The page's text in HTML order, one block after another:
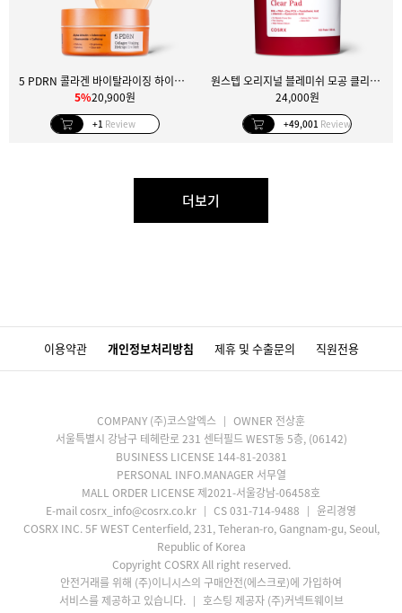
5 PDRN 콜라겐 바이탈라이징 하이드로겔 아이 패치
5%20,900원
+1 Review
원스텝 오리지널 블레미쉬 모공 클리어 패드 100매
24,000원
+49,001 Review
더보기
이용약관 개인정보처리방침 제휴 및 수출문의 직원전용
COMPANY (주)코스알엑스
OWNER 전상훈
서울특별시 강남구 테헤란로 231 센터필드 WEST동 5층, (06142)
BUSINESS LICENSE 144-81-20381
PERSONAL INFO.MANAGER 서무열
MALL ORDER LICENSE 제2021-서울강남-06458호
E-mail cosrx_info@cosrx.co.kr
CS 031-714-9488
윤리경영
COSRX INC. 5F WEST Centerfield, 231, Teheran-ro, Gangnam-gu, Seoul,
Republic of Korea
Copyright COSRX All right reserved.
안전거래를 위해 (주)이니시스의 구매안전(에스크로)에 가입하여
서비스를 제공하고 있습니다.
호스팅 제공자 (주)커넥트웨이브